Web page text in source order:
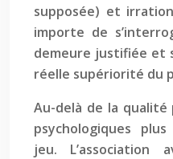
supposée) et
importe de
demeure justifiée et
réelle supériorité du
Au-delà de la
psychologiques
jeu.